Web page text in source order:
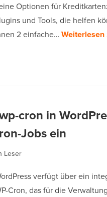
Optionen für
und Tools, die helfen
2 einfache… Weiterlesen
cron in
Jobs ein
Leser
verfügt über ein
Cron, das für die